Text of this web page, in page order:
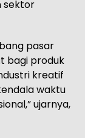
sektor
pasar
bagi produk
kreatif
waktu
ujarnya,